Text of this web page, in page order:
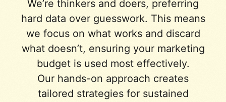
We’re thinkers and doers, preferring
hard data over guesswork. This means
we focus on what works and discard
what doesn’t, ensuring your marketing
budget is used most effectively.
Our hands-on approach creates
tailored strategies for sustained